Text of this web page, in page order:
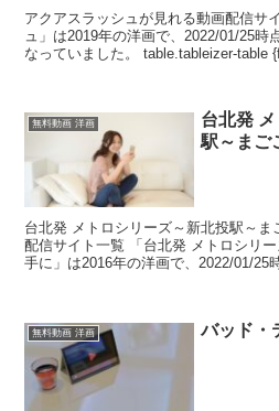
アクアスラッシュが見れる動画配信サ
ュ」は2019年の洋画で、2022/01/25時
なっていました。 table.tableizer-table
無料動画 洋画
台北発
駅～まご
台北発 メトロシリーズ～新北投駅～
配信サイト一覧 「台北発 メトロシリ
手に」は2016年の洋画で、2022/01/25
無料動画 洋画 バッド・